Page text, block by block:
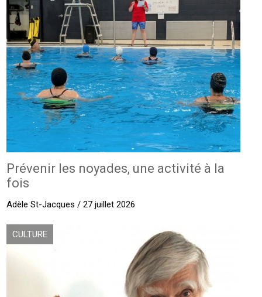
Prévenir les noyades, une activité à la
fois
Adèle St-Jacques / 27 juillet 2026
CULTURE